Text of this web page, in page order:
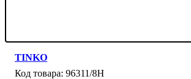
TINKO
96311/8H